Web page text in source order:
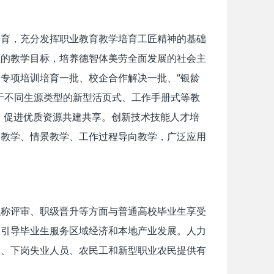
，充分发挥职业教育教学培育工匠精神的基础
教学目标，培养德智体美劳全面发展的社会主
项培训培育一批、校企合作解决一批、“银龄
同生源类型的新型活页式、工作手册式等教
进优质资源共建共享。创新技术技能人才培
学、情景教学、工作过程导向教学，广泛应用
评审、职级晋升等方面与普通高校毕业生享受
导毕业生服务区域经济和本地产业发展。人力
下岗失业人员、农民工和新型职业农民提供有